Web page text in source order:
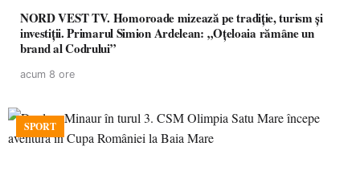
NORD VEST TV. Homoroade mizează pe tradiție, turism și
investiții. Primarul Simion Ardelean: „Oțeloaia rămâne un
brand al Codrului”
acum 8 ore
SPORT